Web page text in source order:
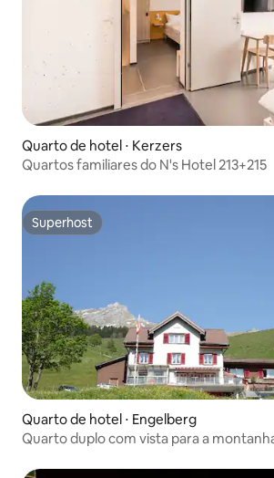
Quarto de hotel ⋅ Kerzers
Quartos familiares do N's Hotel 213+215
Superhost
Superhost
Quarto de hotel ⋅ Engelberg
Quarto duplo com vista para a